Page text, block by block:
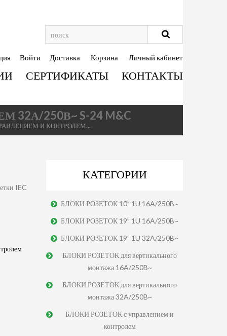
Войти Доставка Корзина Личный кабинет
СЕРТИФИКАТЫ КОНТАКТЫ
250В~ S-24 M&C
И КОНТРОЛЕМ...
IEC
КАТЕГОРИИ
БЛОКИ РОЗЕТОК 10” 1U 16A/250B~
БЛОКИ РОЗЕТОК 19” 1U 16A/250B~
БЛОКИ РОЗЕТОК 19” 1U 32A/250B~
БЛОКИ РОЗЕТОК для вертикального
монтажа 16A/250B~
БЛОКИ РОЗЕТОК для вертикального
монтажа 32A/250B~
БЛОКИ РОЗЕТОК с управлением и
контролем